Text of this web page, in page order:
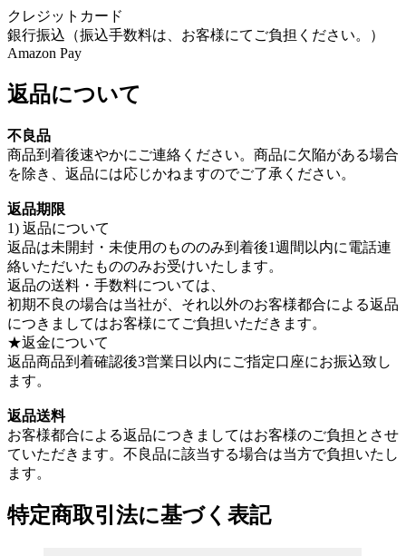
クレジットカード
銀行振込（振込手数料は、お客様にてご負担ください。）
Amazon Pay
返品について
不良品
商品到着後速やかにご連絡ください。商品に欠陥がある場合
を除き、返品には応じかねますのでご了承ください。
返品期限
1) 返品について
返品は未開封・未使用のもののみ到着後1週間以内に電話連
絡いただいたもののみお受けいたします。
返品の送料・手数料については、
初期不良の場合は当社が、それ以外のお客様都合による返品
につきましてはお客様にてご負担いただきます。
★返金について
返品商品到着確認後3営業日以内にご指定口座にお振込致し
ます。
返品送料
お客様都合による返品につきましてはお客様のご負担とさせ
ていただきます。不良品に該当する場合は当方で負担いたし
ます。
特定商取引法に基づく表記